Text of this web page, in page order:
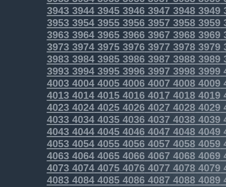
3943394439453946394739483949
3953395439553956395739583959
3963396439653966396739683969
3973397439753976397739783979
3983398439853986398739883989
3993399439953996399739983999
4003400440054006400740084009
40134014401540164017 40184019
4023402440254026402740284029
40334034403540364037 40384039
40434044404540464047 40484049
40534054405540564057 40584059
4063406440654066406740684069
40734074407540764077 40784079
40834084408540864087 40884089